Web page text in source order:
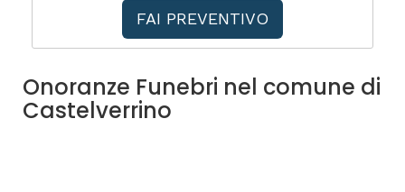
FAI PREVENTIVO
Onoranze Funebri nel comune di
Castelverrino